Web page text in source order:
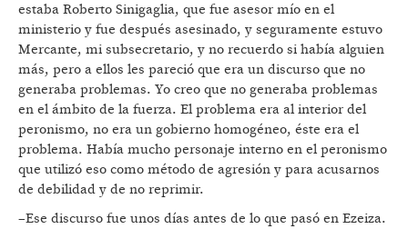
estaba Roberto Sinigaglia, que fue asesor mío en el
ministerio y fue después asesinado, y seguramente estuvo
Mercante, mi subsecretario, y no recuerdo si había alguien
más, pero a ellos les pareció que era un discurso que no
generaba problemas. Yo creo que no generaba problemas
en el ámbito de la fuerza. El problema era al interior del
peronismo, no era un gobierno homogéneo, éste era el
problema. Había mucho personaje interno en el peronismo
que utilizó eso como método de agresión y para acusarnos
de debilidad y de no reprimir.
–Ese discurso fue unos días antes de lo que pasó en Ezeiza.